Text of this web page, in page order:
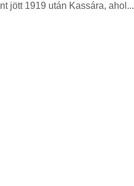
jött 1919 után Kassára, ahol...